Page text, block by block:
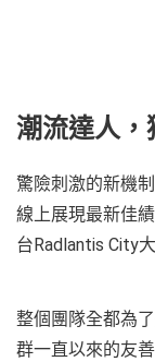
潮流達人，
驚險刺激的新機
線上展現最新佳
台Radlantis City
整個團隊全都為
群一直以來的友